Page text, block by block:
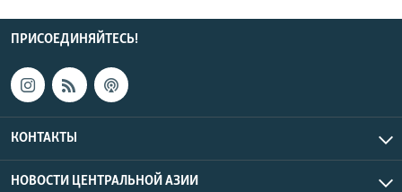
ПРИСОЕДИНЯЙТЕСЬ!
КОНТАКТЫ
НОВОСТИ ЦЕНТРАЛЬНОЙ АЗИИ